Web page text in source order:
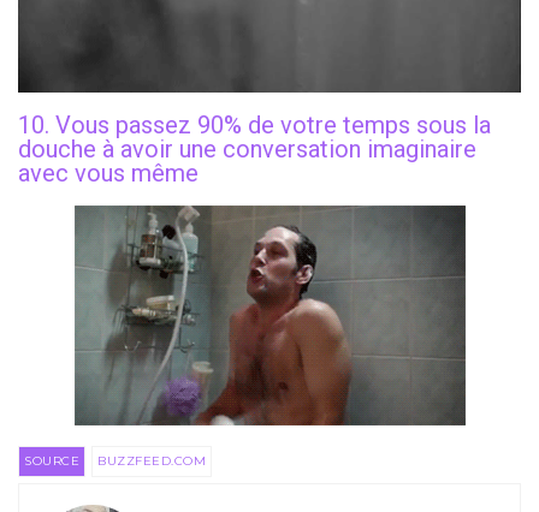
10. Vous passez 90% de votre temps sous la
douche à avoir une conversation imaginaire
avec vous même
SOURCE BUZZFEED.COM